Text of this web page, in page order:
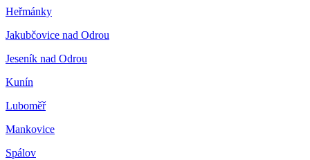
Heřmánky
Jakubčovice nad Odrou
Jeseník nad Odrou
Kunín
Luboměř
Mankovice
Spálov